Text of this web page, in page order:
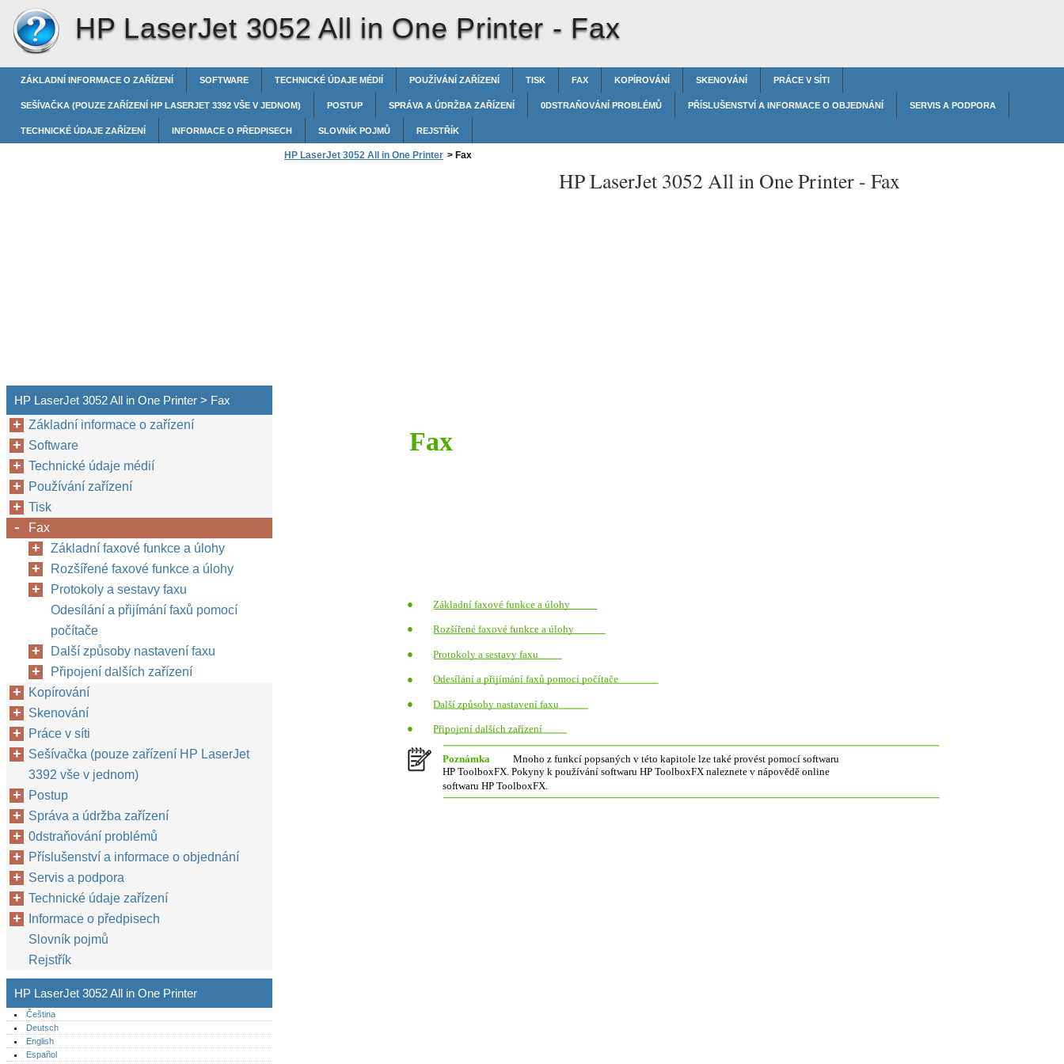
HP LaserJet 3052 All in One Printer - Fax
ZÁKLADNÍ INFORMACE O ZAŘÍZENÍ SOFTWARE TECHNICKÉ ÚDAJE MÉDIÍ POUŽÍVÁNÍ ZAŘÍZENÍ TISK FAX KOPÍROVÁNÍ SKENOVÁNÍ PRÁCE V SÍTI
SEŠÍVAČKA (POUZE ZAŘÍZENÍ HP LASERJET 3392 VŠE V JEDNOM) POSTUP SPRÁVA A ÚDRŽBA ZAŘÍZENÍ 0DSTRAŇOVÁNÍ PROBLÉMŮ PŘÍSLUŠENSTVÍ A INFORMACE O OBJEDNÁNÍ SERVIS A PODPORA
TECHNICKÉ ÚDAJE ZAŘÍZENÍ INFORMACE O PŘEDPISECH SLOVNÍK POJMŮ REJSTŘÍK
HP LaserJet 3052 All in One Printer > Fax
HP LaserJet 3052 All in One Printer - Fax
Fax
●
Základní faxové funkce a úlohy
●
Rozšířené faxové funkce a úlohy
● Protokoly a sestavy faxu
● Odesílání a přijímání faxů pomocí počítače
●
Další způsoby nastavení faxu
●
Připojení dalších zařízení
Poznámka
Mnoho z funkcí popsaných v této kapitole lze také provést pomocí softwaru
HP ToolboxFX. Pokyny k používání softwaru HP ToolboxFX naleznete v nápovědě online
softwaru HP ToolboxFX.
HP LaserJet 3052 All in One Printer > Fax
Základní informace o zařízení
Software
Technické údaje médií
Používání zařízení
Tisk
Fax
Základní faxové funkce a úlohy
Rozšířené faxové funkce a úlohy
Protokoly a sestavy faxu
Odesílání a přijímání faxů pomocí
počítače
Další způsoby nastavení faxu
Připojení dalších zařízení
Kopírování
Skenování
Práce v síti
Sešívačka (pouze zařízení HP LaserJet
3392 vše v jednom)
Postup
Správa a údržba zařízení
0dstraňování problémů
Příslušenství a informace o objednání
Servis a podpora
Technické údaje zařízení
Informace o předpisech
Slovník pojmů
Rejstřík
HP LaserJet 3052 All in One Printer
Čeština
Deutsch
English
Español